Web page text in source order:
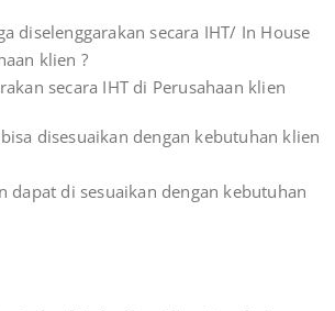
diselenggarakan secara IHT/ In House
klien ?
secara IHT di Perusahaan klien
disesuaikan dengan kebutuhan klien
dapat di sesuaikan dengan kebutuhan